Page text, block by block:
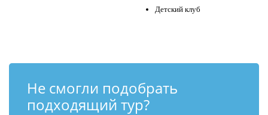
Детский клуб
Не смогли подобрать
подходящий тур?